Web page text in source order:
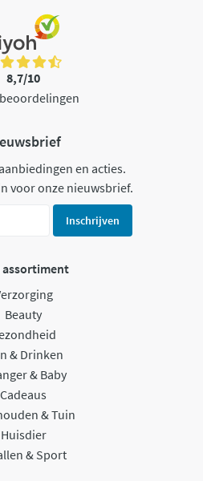
8,7/10
en acties.
voor onze nieuwsbrief.
Inschrijven
assortiment
Beauty
& Drinken
& Baby
Cadeaus
& Tuin
Huisdier
& Sport